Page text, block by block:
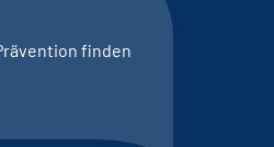
finden